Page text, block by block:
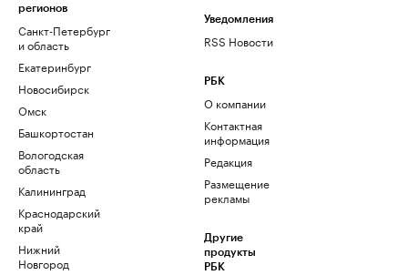
регионов
Санкт-Петербург
и область
Екатеринбург
Новосибирск
Омск
Башкортостан
Вологодская
область
Калининград
Краснодарский
край
Нижний
Новгород
Уведомления
RSS Новости
РБК
О компании
Контактная
информация
Редакция
Размещение
рекламы
Другие
продукты
РБК